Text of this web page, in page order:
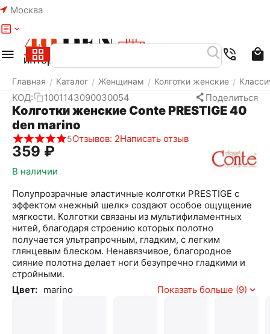
Москва
Главная / Каталог / Женщинам / Колготки женские /
КОД: 1001143090030054 Поделиться
Колготки женские Conte PRESTIGE 40
den marino
5Отзывов: 2Написать отзыв
‍359‍ ₽
В наличии
Полупрозрачные эластичные колготки PRESTIGE с
эффектом «нежный шелк» создают особое ощущение
мягкости. Колготки связаны из мультифиламентных
нитей, благодаря строению которых полотно
получается ультрапрочным, гладким, с легким
глянцевым блеском. Ненавязчивое, благородное
сияние полотна делает ноги безупречно гладкими и
стройными.
Цвет: marino Показать больше (9)
Меню